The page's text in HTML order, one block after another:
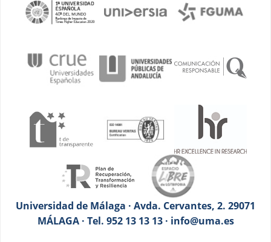
Universidad de Málaga · Avda. Cervantes, 2. 29071
MÁLAGA · Tel. 952 13 13 13 · info@uma.es